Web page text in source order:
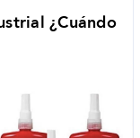
¿Cuándo